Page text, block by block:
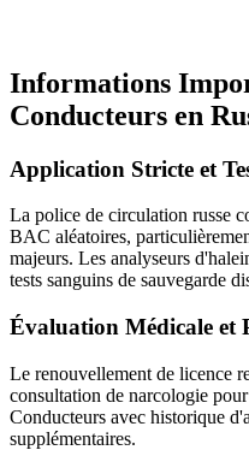
Informations
Conducteurs en
Application Stricte et
La police de circulation russe
BAC aléatoires,
majeurs. Les analyseurs
tests sanguins de sauvegarde
Évaluation Médicale et
Le renouvellement de licence
consultation de narcologie
Conducteurs avec historique
supplémentaires.